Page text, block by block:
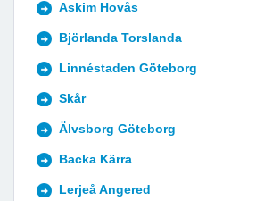
Askim Hovås
Björlanda Torslanda
Linnéstaden Göteborg
Skår
Älvsborg Göteborg
Backa Kärra
Lerjeå Angered